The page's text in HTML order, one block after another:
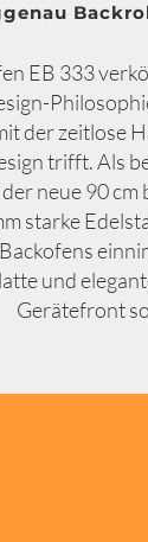
EB 333
der zeitlose
trifft. Als
neue 90
starke
und
Gerätefront